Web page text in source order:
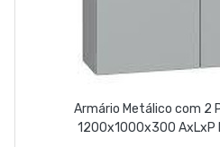
Armário Metálico com 2
1200x1000x300 AxLxP